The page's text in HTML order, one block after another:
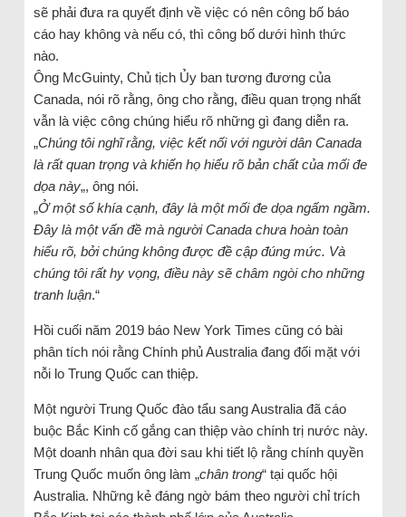
sẽ phải đưa ra quyết định về việc có nên công bố báo
cáo hay không và nếu có, thì công bố dưới hình thức
nào.
Ông McGuinty, Chủ tịch Ủy ban tương đương của
Canada, nói rõ rằng, ông cho rằng, điều quan trọng nhất
vẫn là việc công chúng hiểu rõ những gì đang diễn ra.
„Chúng tôi nghĩ rằng, việc kết nối với người dân Canada
là rất quan trọng và khiến họ hiểu rõ bản chất của mối đe
dọa này„, ông nói.
„Ở một số khía cạnh, đây là một mối đe dọa ngấm ngầm.
Đây là một vấn đề mà người Canada chưa hoàn toàn
hiểu rõ, bởi chúng không được đề cập đúng mức. Và
chúng tôi rất hy vọng, điều này sẽ châm ngòi cho những
tranh luận.“
Hồi cuối năm 2019 báo New York Times cũng có bài
phân tích nói rằng Chính phủ Australia đang đối mặt với
nỗi lo Trung Quốc can thiệp.
Một người Trung Quốc đào tẩu sang Australia đã cáo
buộc Bắc Kinh cố gắng can thiệp vào chính trị nước này.
Một doanh nhân qua đời sau khi tiết lộ rằng chính quyền
Trung Quốc muốn ông làm „chân trong“ tại quốc hội
Australia. Những kẻ đáng ngờ bám theo người chỉ trích